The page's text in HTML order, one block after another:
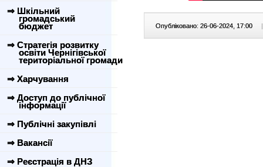
⇒ Шкільний
громадський
бюджет
⇒ Стратегія розвитку
освіти Чернігівської
територіальної громади
⇒ Харчування
⇒ Доступ до публічної
інформації
⇒ Публічні закупівлі
⇒ Вакансії
⇒ Реєстрація в ДНЗ
Опубліковано: 26-06-2024, 17:00 |